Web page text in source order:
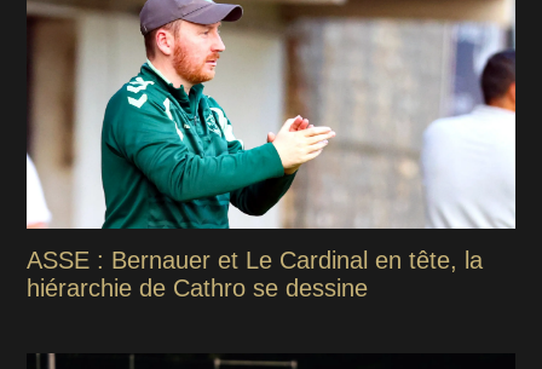
ASSE : Bernauer et Le Cardinal en tête, la
hiérarchie de Cathro se dessine